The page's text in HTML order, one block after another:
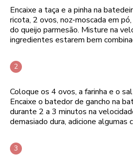
Encaixe a taça e a pinha na
ricota, 2 ovos, noz-moscada em
do queijo parmesão. Misture na
ingredientes estarem bem
Coloque os 4 ovos, a farinha e o
Encaixe o batedor de gancho na
durante 2 a 3 minutos na
demasiado dura, adicione algumas